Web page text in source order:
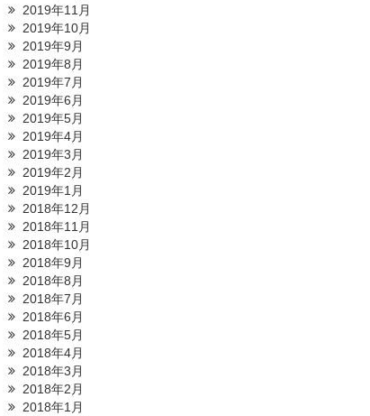
2019年11月
2019年10月
2019年9月
2019年8月
2019年7月
2019年6月
2019年5月
2019年4月
2019年3月
2019年2月
2019年1月
2018年12月
2018年11月
2018年10月
2018年9月
2018年8月
2018年7月
2018年6月
2018年5月
2018年4月
2018年3月
2018年2月
2018年1月